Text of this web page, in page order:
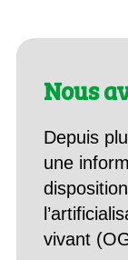
Nous
Depuis
une
vivant